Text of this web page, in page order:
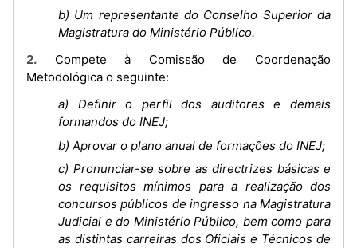
b) Um representante do Conselho Superior da
Magistratura do Ministério Público.
2. Compete à Comissão de Coordenação
Metodológica o seguinte:
a) Definir o perfil dos auditores e demais
formandos do INEJ;
b) Aprovar o plano anual de formações do INEJ;
c) Pronunciar-se sobre as directrizes básicas e
os requisitos mínimos para a realização dos
concursos públicos de ingresso na Magistratura
Judicial e do Ministério Público, bem como para
as distintas carreiras dos Oficiais e Técnicos de